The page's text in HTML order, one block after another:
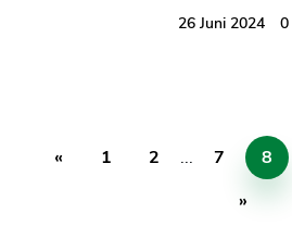
26 Juni 2024 0
« 1 2 ... 7 8
»